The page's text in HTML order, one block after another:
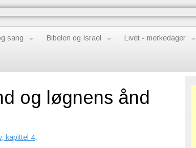
sang Bibelen og Israel Livet - merkedager
og løgnens ånd
kapittel 4: